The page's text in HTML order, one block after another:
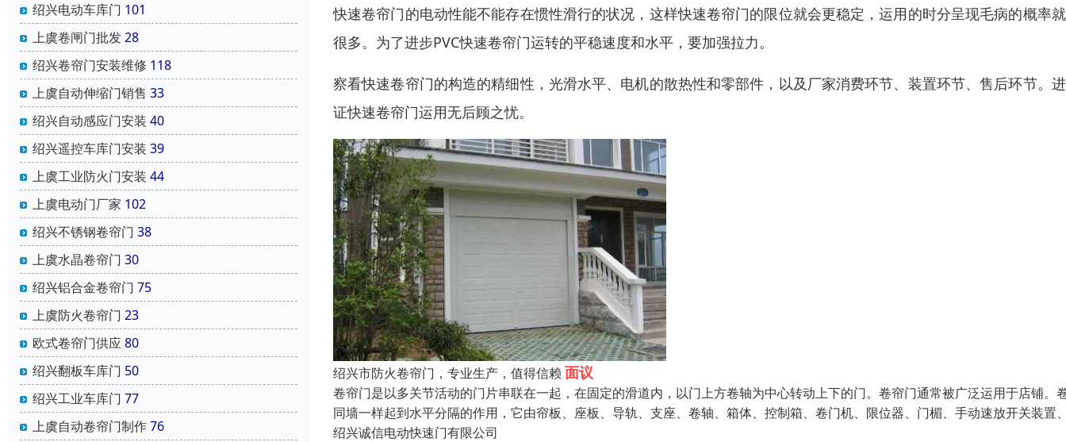
绍兴电动车库门 101
上虞卷闸门批发28
绍兴卷帘门安装维修 118
上虞自动伸缩门销售 33
绍兴自动感应门安装 40
绍兴遥控车库门安装 39
上虞工业防火门安装 44
上虞电动门厂家 102
绍兴不锈钢卷帘门 38
上虞水晶卷帘门 30
绍兴铝合金卷帘门 75
上虞防火卷帘门 23
欧式卷帘门供应80
绍兴翻板车库门 50
绍兴工业车库门 77
上虞自动卷帘门制作76
快速卷帘门的电动性能不能存在惯性滑行的状况，这样快速卷帘门的限位就会更稳定，运用的时分呈现毛病的概率
很多。为了进步PVC快速卷帘门运转的平稳速度和水平，要加强拉力。
察看快速卷帘门的构造的精细性，光滑水平、电机的散热性和零部件，以及厂家消费环节、装置环节、售后环节。
证快速卷帘门运用无后顾之忧。
绍兴市防火卷帘门，专业生产，值得信赖 面议
卷帘门是以多关节活动的门片串联在一起，在固定的滑道内，以门上方卷轴为中心转动上下的门。卷帘门通常被广泛运用于店铺。
同墙一样起到水平分隔的作用，它由帘板、座板、导轨、支座、卷轴、箱体、控制箱、卷门机、限位器、门楣、手动速放开关装置
绍兴诚信电动快速门有限公司